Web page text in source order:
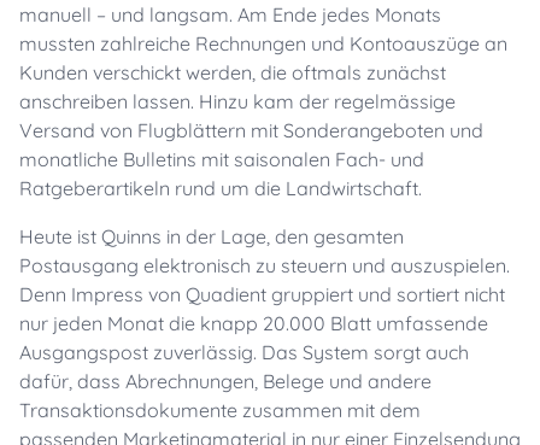
manuell – und langsam. Am Ende jedes Monats
mussten zahlreiche Rechnungen und Kontoauszüge an
Kunden verschickt werden, die oftmals zunächst
anschreiben lassen. Hinzu kam der regelmässige
Versand von Flugblättern mit Sonderangeboten und
monatliche Bulletins mit saisonalen Fach- und
Ratgeberartikeln rund um die Landwirtschaft.
Heute ist Quinns in der Lage, den gesamten
Postausgang elektronisch zu steuern und auszuspielen.
Denn Impress von Quadient gruppiert und sortiert nicht
nur jeden Monat die knapp 20.000 Blatt umfassende
Ausgangspost zuverlässig. Das System sorgt auch
dafür, dass Abrechnungen, Belege und andere
Transaktionsdokumente zusammen mit dem
passenden Marketingmaterial in nur einer Einzelsendung